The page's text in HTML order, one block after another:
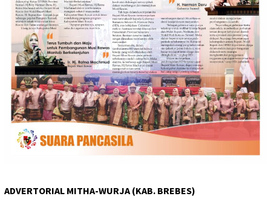
ADVERTORIAL MITHA-WURJA (KAB. BREBES)